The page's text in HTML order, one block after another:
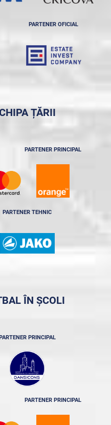
PARTENER OFICIAL
ȚĂRII
PARTENER PRINCIPAL
PARTENER TEHNIC
ÎN ȘCOLI
PARTENER PRINCIPAL
PARTENER PRINCIPAL